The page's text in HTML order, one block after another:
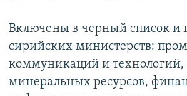
Включены в черный список и
сирийских министерств:
коммуникаций и технологий,
минеральных ресурсов,